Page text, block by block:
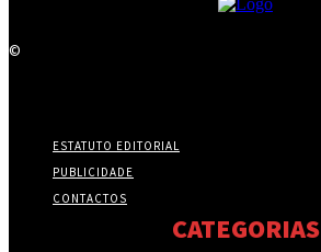
©
ESTATUTO EDITORIAL
PUBLICIDADE
CONTACTOS
CATEGORIAS